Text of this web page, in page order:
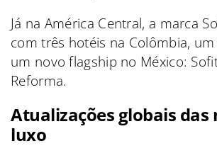
Já na América Central, a marca
com três hotéis na Colômbia,
um novo flagship no México:
Reforma.
Atualizações globais das
luxo